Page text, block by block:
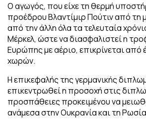
Ο αγωγός, που είχε τη θερμή
προέδρου Βλαντίμιρ Πούτιν από τη
από την άλλη όλα τα τελευταία
Μέρκελ, ώστε να διασφαλιστεί η
Ευρώπης με αέριο, επικρίνεται από
χωρών.
Η επικεφαλής της γερμανικής
επικεντρωθεί η προσοχή στις
προσπάθειες προκειμένου να
ανάμεσα στην Ουκρανία και τη